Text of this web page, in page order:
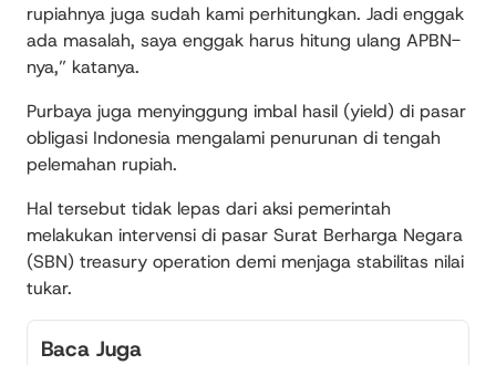
rupiahnya juga sudah kami perhitungkan. Jadi enggak
ada masalah, saya enggak harus hitung ulang APBN-
nya,” katanya.
Purbaya juga menyinggung imbal hasil (yield) di pasar
obligasi Indonesia mengalami penurunan di tengah
pelemahan rupiah.
Hal tersebut tidak lepas dari aksi pemerintah
melakukan intervensi di pasar Surat Berharga Negara
(SBN) treasury operation demi menjaga stabilitas nilai
tukar.
Baca Juga